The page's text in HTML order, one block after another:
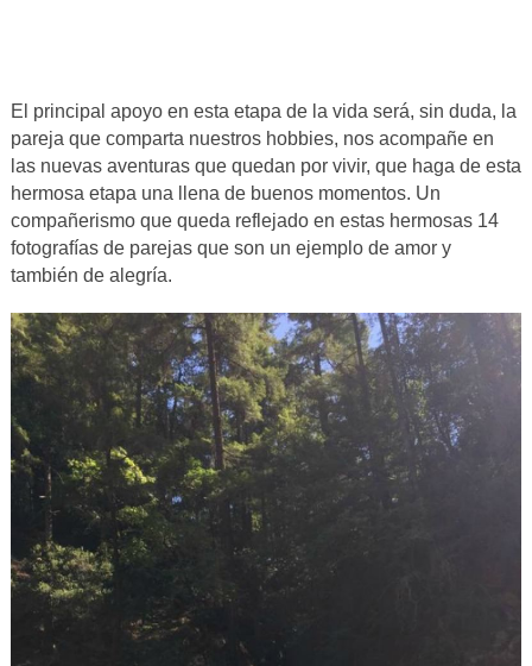
El principal apoyo en esta etapa de la vida será, sin duda, la
pareja que comparta nuestros hobbies, nos acompañe en
las nuevas aventuras que quedan por vivir, que haga de esta
hermosa etapa una llena de buenos momentos. Un
compañerismo que queda reflejado en estas hermosas 14
fotografías de parejas que son un ejemplo de amor y
también de alegría.